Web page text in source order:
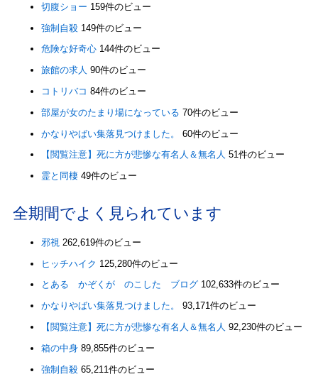
切腹ショー 159件のビュー
強制自殺 149件のビュー
危険な好奇心 144件のビュー
旅館の求人 90件のビュー
コトリバコ 84件のビュー
部屋が女のたまり場になっている 70件のビュー
かなりやばい集落見つけました。
60件のビュー
【閲覧注意】死に方が悲惨な有名人＆無名人 51件のビュー
霊と同棲 49件のビュー
全期間でよく見られています
邪視 262,619件のビュー
ヒッチハイク 125,280件のビュー
とある かぞくが のこした ブログ 102,633件のビュー
かなりやばい集落見つけました。
93,171件のビュー
【閲覧注意】死に方が悲惨な有名人＆無名人 92,230件のビュー
箱の中身 89,855件のビュー
強制自殺 65,211件のビュー